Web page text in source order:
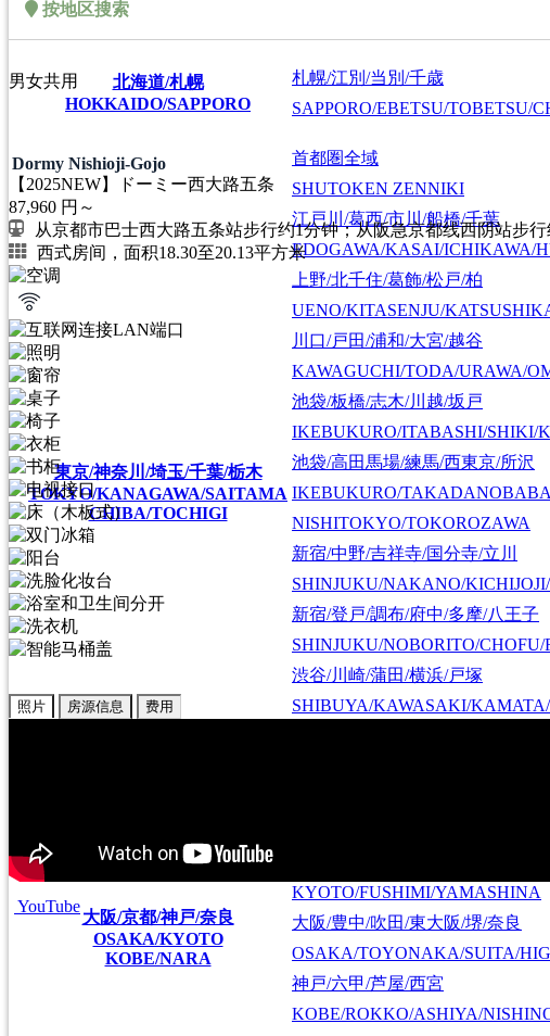
按地区搜索
北海道/札幌
HOKKAIDO/SAPPORO
札幌/江別/当別/千歳
SAPPORO/EBETSU/TOBETSU/
東京/神奈川/埼玉/千葉/栃木
TOKYO/KANAGAWA/SAITAMA
CHIBA/TOCHIGI
首都圏全域
SHUTOKEN ZENNIKI
江戸川/葛西/市川/船橋/千葉
EDOGAWA/KASAI/ICHIKAWA/
上野/北千住/葛飾/松戸/柏
UENO/KITASENJU/
川口/戸田/浦和/大宮/越谷
KAWAGUCHI/TODA/URAWA/
池袋/板橋/志木/川越/坂戸
IKEBUKURO/ITABASHI/SHIKI/
池袋/高田馬場/練馬/西東京/所沢
IKEBUKURO/
NISHITOKYO/TOKOROZAWA
新宿/中野/吉祥寺/国分寺/立川
SHINJUKU/NAKANO/
新宿/登戸/調布/府中/多摩/八王子
SHINJUKU/NOBORITO/
渋谷/川崎/蒲田/横浜/戸塚
SHIBUYA/KAWASAKI/
大阪/京都/神戸/奈良
OSAKA/KYOTO
KOBE/NARA
KYOTO/FUSHIMI/YAMASHINA
大阪/豊中/吹田/東大阪/堺/奈良
OSAKA/TOYONAKA/SUITA/
神戸/六甲/芦屋/西宮
KOBE/ROKKO/ASHIYA/
男女共用
Dormy Nishioji-Gojo
【2025NEW】ドーミー西大路五条
87,960 円～
从京都市巴士西大路五条站步行约1分钟；从阪急京都线西阴站步
西式房间，面积18.30至20.13平方米
照片 房源信息 费用
YouTube